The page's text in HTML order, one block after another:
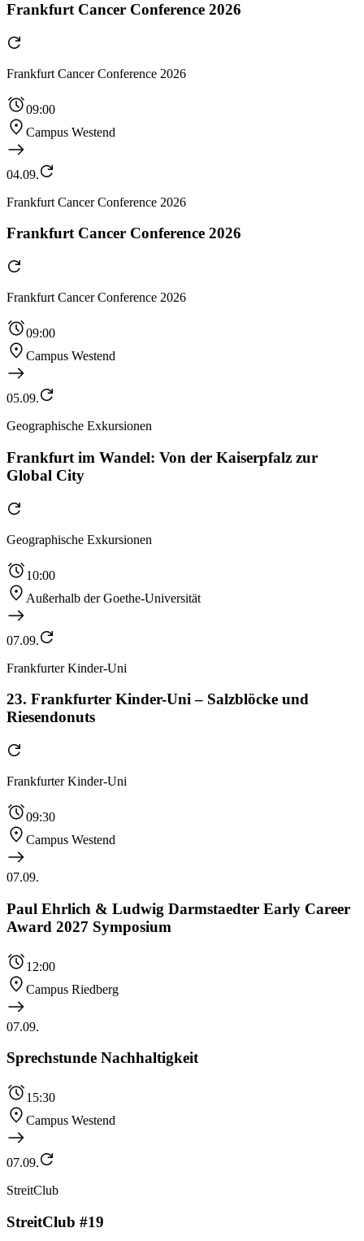
Frankfurt Cancer Conference 2026
Frankfurt Cancer Conference 2026
09:00
Campus Westend
04.09.
Frankfurt Cancer Conference 2026
Frankfurt Cancer Conference 2026
Frankfurt Cancer Conference 2026
09:00
Campus Westend
05.09.
Geographische Exkursionen
Frankfurt im Wandel: Von der Kaiserpfalz zur
Global City
Geographische Exkursionen
10:00
Außerhalb der Goethe-Universität
07.09.
Frankfurter Kinder-Uni
23. Frankfurter Kinder-Uni – Salzblöcke und
Riesendonuts
Frankfurter Kinder-Uni
09:30
Campus Westend
07.09.
Paul Ehrlich & Ludwig Darmstaedter Early Career
Award 2027 Symposium
12:00
Campus Riedberg
07.09.
Sprechstunde Nachhaltigkeit
15:30
Campus Westend
07.09.
StreitClub
StreitClub #19